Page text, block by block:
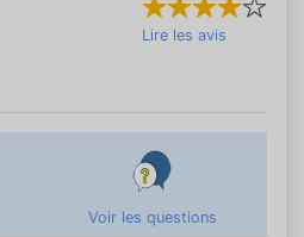
Lire les avis
Voir les questions